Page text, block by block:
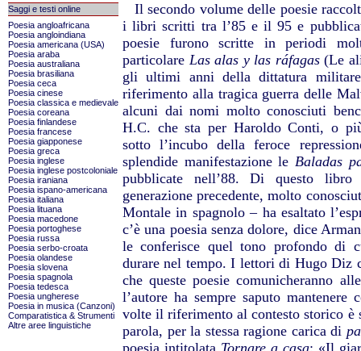
Saggi e testi online
Poesia angloafricana
Poesia angloindiana
Poesia americana (USA)
Poesia araba
Poesia australiana
Poesia brasiliana
Poesia ceca
Poesia cinese
Poesia classica e medievale
Poesia coreana
Poesia finlandese
Poesia francese
Poesia giapponese
Poesia greca
Poesia inglese
Poesia inglese postcoloniale
Poesia iraniana
Poesia ispano-americana
Poesia italiana
Poesia lituana
Poesia macedone
Poesia portoghese
Poesia russa
Poesia serbo-croata
Poesia olandese
Poesia slovena
Poesia spagnola
Poesia tedesca
Poesia ungherese
Poesia in musica (Canzoni)
Comparatistica & Strumenti
Altre aree linguistiche
Il secondo volume delle poesie
i libri scritti tra l’85 e il 95 e
poesie furono scritte in periodi
particolare Las alas y las ráfagas(Le ali
gli ultimi anni della dittatura
riferimento alla tragica guerra delle
alcuni dai nomi molto conosciuti
H.C. che sta per Haroldo Conti, o
sotto l’incubo della feroce
splendide manifestazione le Baladas
pubblicate nell’88. Di questo
generazione precedente, molto
Montale in spagnolo – ha esaltato
c’è una poesia senza dolore, dice
le conferisce quel tono profondo di
durare nel tempo. I lettori di Hugo Diz
che queste poesie comunicheranno
l’autore ha sempre saputo
volte il riferimento al contesto storico è
parola, per la stessa ragione carica di
poesia intitolata Tornare a casa: «Il